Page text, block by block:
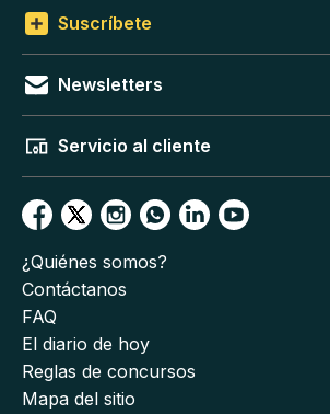
Suscríbete
Newsletters
Servicio al cliente
¿Quiénes somos?
Contáctanos
FAQ
El diario de hoy
Reglas de concursos
Mapa del sitio